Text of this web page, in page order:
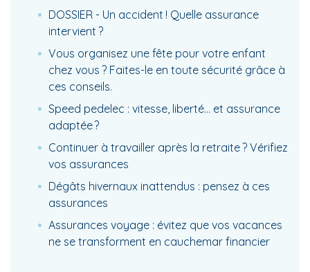
DOSSIER - Un accident ! Quelle assurance
intervient ?
Vous organisez une fête pour votre enfant
chez vous ? Faites-le en toute sécurité grâce à
ces conseils.
Speed pedelec : vitesse, liberté… et assurance
adaptée ?
Continuer à travailler après la retraite ? Vérifiez
vos assurances
Dégâts hivernaux inattendus : pensez à ces
assurances
Assurances voyage : évitez que vos vacances
ne se transforment en cauchemar financier